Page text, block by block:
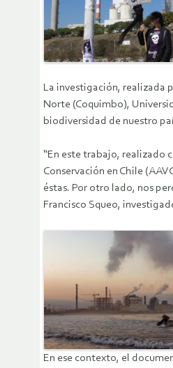
La investigación, realizada
Norte (Coquimbo),
biodiversidad de nuestro
“En este trabajo, realizado
Conservación en Chile
éstas. Por otro lado, nos
Francisco Squeo,
En ese contexto, el